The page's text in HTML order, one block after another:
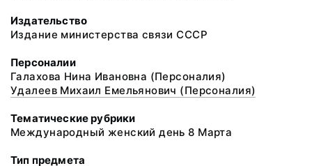
Издательство
Издание министерства связи СССР
Персоналии
Галахова Нина Ивановна (Персоналия)
Удалеев Михаил Емельянович (Персоналия)
Тематические рубрики
Международный женский день 8 Марта
Тип предмета